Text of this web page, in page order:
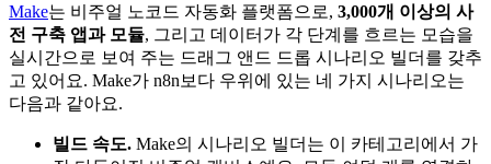
Make는 비주얼 노코드 자동화 플랫폼으로, 3,000개 이상의 사
전 구축 앱과 모듈, 그리고 데이터가 각 단계를 흐르는 모습을
실시간으로 보여 주는 드래그 앤드 드롭 시나리오 빌더를 갖추
고 있어요. Make가 n8n보다 우위에 있는 네 가지 시나리오는
다음과 같아요.
빌드 속도. Make의 시나리오 빌더는 이 카테고리에서 가